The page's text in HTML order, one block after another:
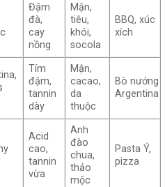
Đậm
đà,
cay
nồng
Mận,
tiêu,
khói,
socola
BBQ, xúc
xích
Tím
đậm,
tannin
dày
Mận,
cacao,
da
thuộc
Bò nướng
Argentina
Acid
cao,
tannin
vừa
Anh
đào
chua,
thảo
mộc
Pasta Ý,
pizza